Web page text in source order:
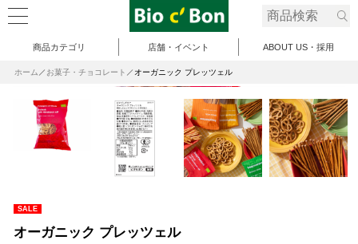
商品カテゴリ 店舗・イベント ABOUT US・採用
ホーム お菓子・チョコレート オーガニック プレッツェル
SALE
オーガニック プレッツェル